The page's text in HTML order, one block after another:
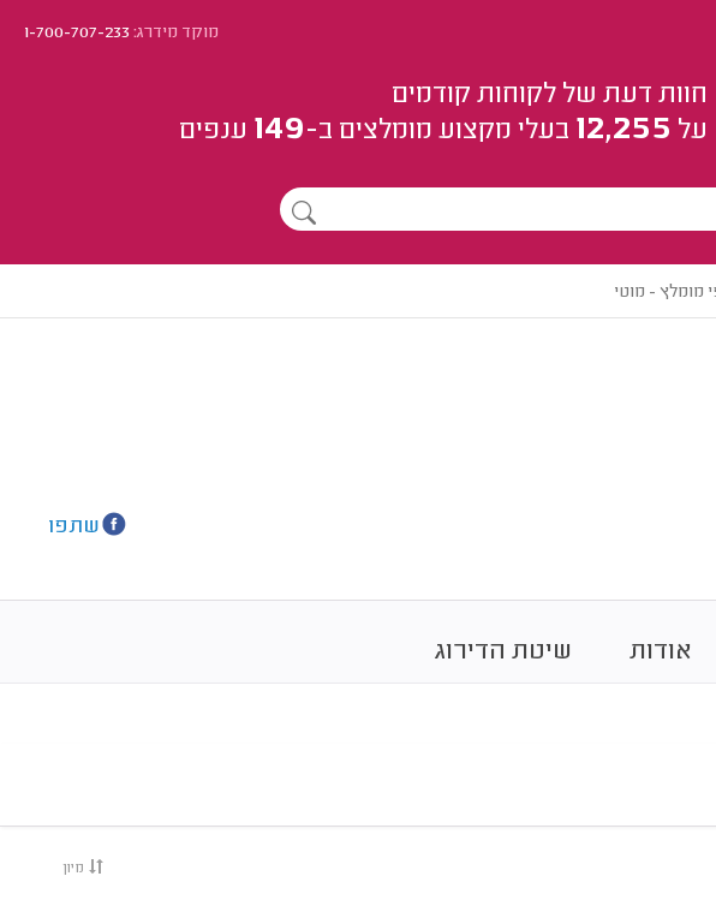
מוקד מידרג:1-700-707-233
חוות דעת של לקוחות קודמים
על 12,255 בעלי מקצוע מומלצים ב-149 ענפים
מומלץ - מוטי
שתפו
אודות שיטת הדירוג
מיון